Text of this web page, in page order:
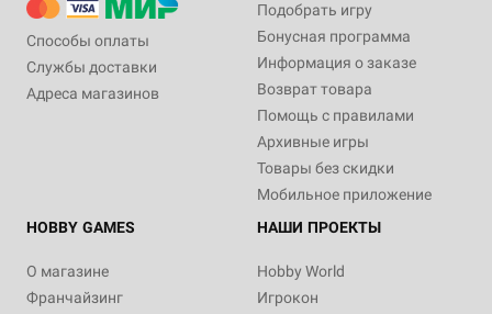
Способы оплаты
Службы доставки
Адреса магазинов
Подобрать игру
Бонусная программа
Информация о заказе
Возврат товара
Помощь с правилами
Архивные игры
Товары без скидки
Мобильное приложение
HOBBY GAMES
О магазине
Франчайзинг
НАШИ ПРОЕКТЫ
Hobby World
Игрокон